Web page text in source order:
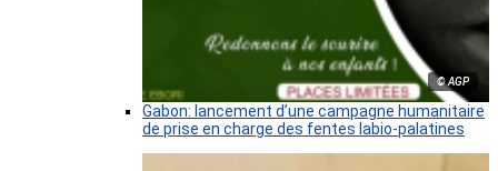
© AGP
Gabon: lancement d’une campagne humanitaire
de prise en charge des fentes labio-palatines